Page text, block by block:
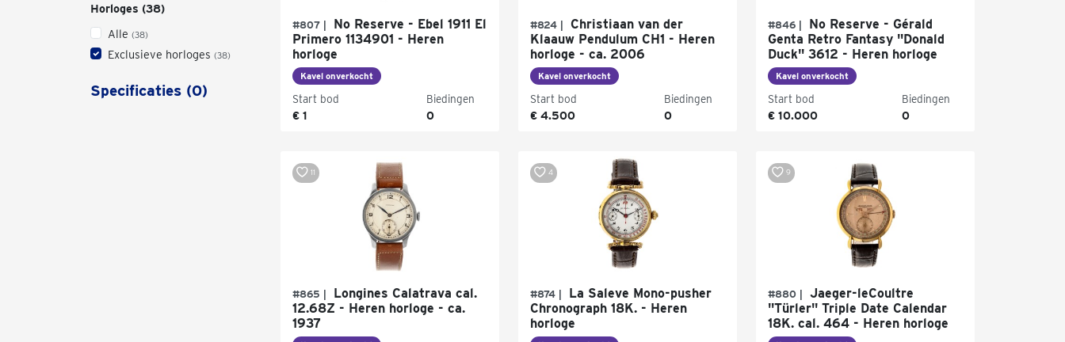
Horloges (38)
Alle (38)
Exclusieve horloges (38)
Specificaties (0)
#807 |
No Reserve - Ebel 1911 El
Primero 1134901 - Heren
horloge
Kavel onverkocht
Start bod
€ 1
Biedingen
0
#824 |
Christiaan van der
Klaauw Pendulum CH1 - Heren
horloge - ca. 2006
Kavel onverkocht
Start bod
€ 4.500
Biedingen
0
#846 |
No Reserve - Gérald
Genta Retro Fantasy "Donald
Duck" 3612 - Heren horloge
Kavel onverkocht
Start bod
€ 10.000
Biedingen
0
#865 |
Longines Calatrava cal.
12.68Z - Heren horloge - ca.
1937
11
#874 |
La Saleve Mono-pusher
Chronograph 18K. - Heren
horloge
4
#880 |
Jaeger-leCoultre
"Türler" Triple Date Calendar
18K. cal. 464 - Heren horloge
9